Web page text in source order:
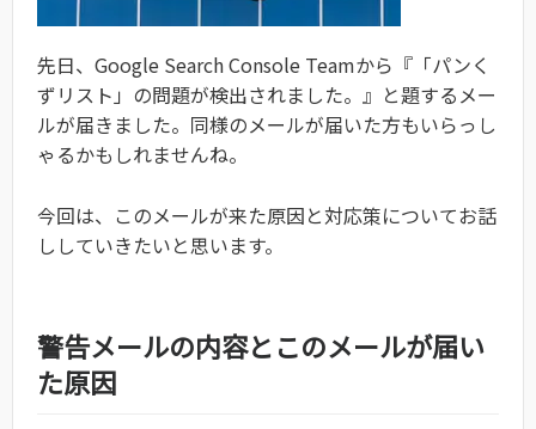
先日、Google Search Console Teamから『「パンく
ずリスト」の問題が検出されました。』と題するメー
ルが届きました。同様のメールが届いた方もいらっし
ゃるかもしれませんね。
今回は、このメールが来た原因と対応策についてお話
ししていきたいと思います。
警告メールの内容とこのメールが届い
た原因